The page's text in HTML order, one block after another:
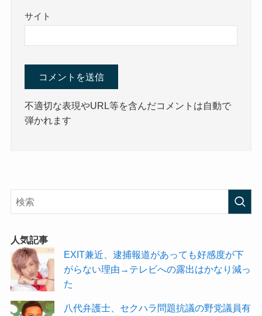
サイト
不適切な表現やURL等を含んだコメントは自動で
弾かれます
人気記事
EXIT兼近、逮捕報道があっても好感度が下
がらない理由→テレビへの露出はかなり減っ
た
八代弁護士、セクハラ問題抗議の野党議員有